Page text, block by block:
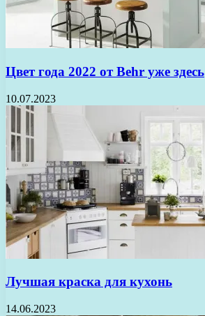
Цвет года 2022 от Behr уже здесь
10.07.2023
Лучшая краска для кухонь
14.06.2023